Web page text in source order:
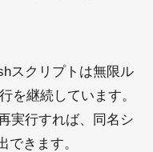
スクリプトは無限ル
を継続しています。
実行すれば、同名シ
できます。